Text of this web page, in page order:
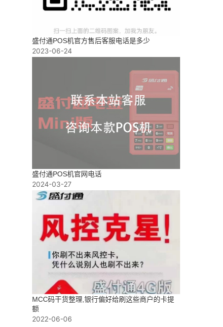
盛付通POS机官方售后客服电话是多少
2023-06-24
盛付通POS机官网电话
2024-03-27
MCC码干货整理,银行偏好给刷这些商户的卡提
额
2022-06-06